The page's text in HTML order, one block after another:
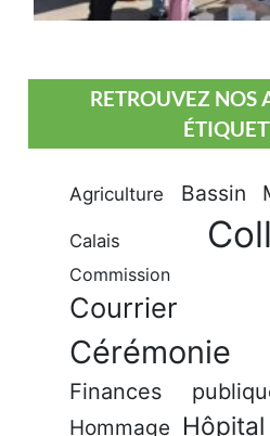
RETROUVEZ NOS
Agriculture Bassin
Calais
Commission
Courrier
Cérémonie
Finances
Hommage Hôpital